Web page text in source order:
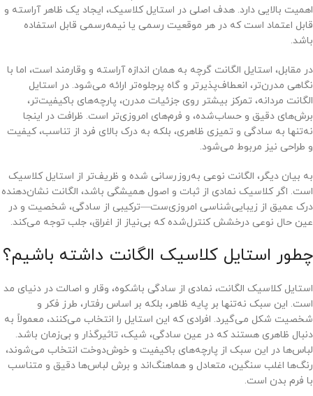
اهمیت بالایی دارد. هدف اصلی در استایل کلاسیک، ایجاد یک ظاهر آراسته و
قابل اعتماد است که در هر موقعیت رسمی یا نیمه‌رسمی قابل استفاده
باشد.
در مقابل، استایل الگانت گرچه به همان اندازه آراسته و وقارمند است، اما با
نگاهی مدرن‌تر، انعطاف‌پذیرتر و گاه پرجلوه‌تر ارائه می‌شود. در استایل
الگانت مردانه، تمرکز بیشتر روی جزئیات مدرن، پارچه‌های باکیفیت‌تر،
برش‌های دقیق و حساب‌شده، و فرم‌های امروزی‌تر است. ظرافت در اینجا
نه‌تنها به سادگی و تمیزی ظاهری، بلکه به درک بالای فرد از تناسب، کیفیت
و طراحی نیز مربوط می‌شود.
به بیان دیگر، الگانت نوعی به‌روزرسانی شده و ظریف‌تر از استایل کلاسیک
است. اگر کلاسیک نمادی از ثبات و اصول همیشگی باشد، الگانت نشان‌دهنده‌
درک عمیق از زیبایی‌شناسی امروزی‌ست—ترکیبی از سادگی، شخصیت و در
عین حال نوعی درخشش کنترل‌شده که بی‌نیاز از اغراق، جلب توجه می‌کند.
چطور استایل کلاسیک الگانت داشته باشیم؟
استایل کلاسیک الگانت، نمادی از سادگی باشکوه، وقار و اصالت در دنیای مد
است. این سبک نه‌تنها بر پایه ظاهر، بلکه بر اساس رفتار، طرز فکر و
شخصیت شکل می‌گیرد. افرادی که این استایل را انتخاب می‌کنند، معمولاً به
دنبال ظاهری هستند که در عین سادگی، شیک، تاثیرگذار و بی‌زمان باشد.
لباس‌ها در این سبک از پارچه‌های باکیفیت و خوش‌دوخت انتخاب می‌شوند،
رنگ‌ها اغلب سنگین، متعادل و هماهنگ‌اند و برش لباس‌ها دقیق و متناسب
با فرم بدن است.